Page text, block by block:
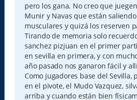
pero los gana. No creo que
Munir y Navas que están
musculares y quizá los reserven
Tirando de memoria solo
sanchez pizjuan en el primer
en sevilla en primera, y con
año pasado nos ganaron fácil y
Como jugadores base del Sevilla,
en el pivote, el Mudo Vazquez,
arriba y cuando están bien